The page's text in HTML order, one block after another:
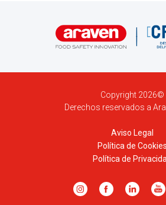
Copyright 2026©
Derechos reservados a
Aviso Legal
Política de Cookies
Política de